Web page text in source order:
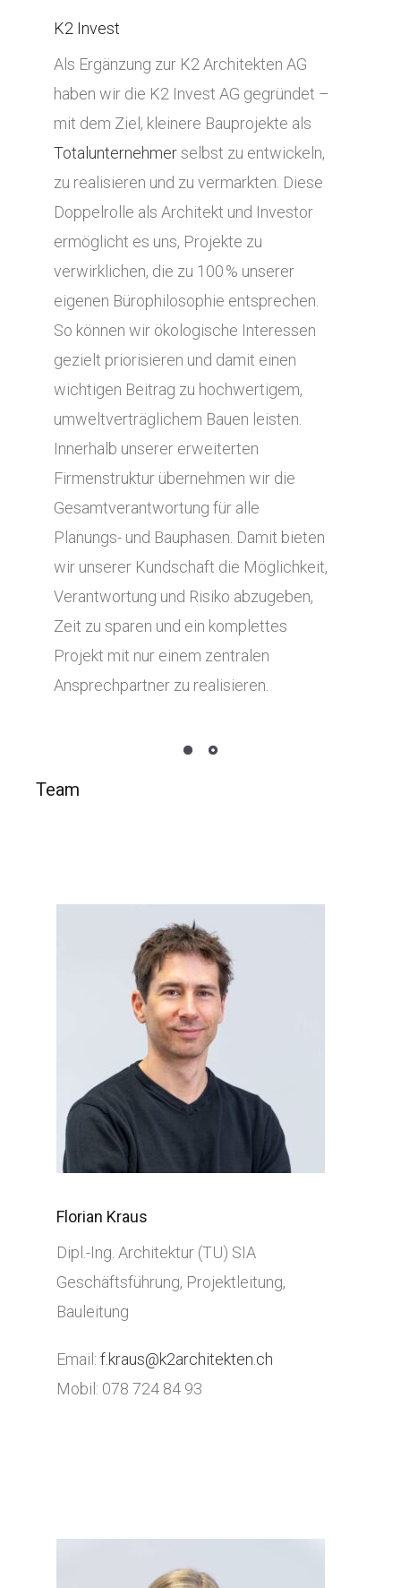
K2 Invest
Als Ergänzung zur K2 Architekten AG
haben wir die K2 Invest AG gegründet –
mit dem Ziel, kleinere Bauprojekte als
Totalunternehmerselbst zu entwickeln,
zu realisieren und zu vermarkten. Diese
Doppelrolle als Architekt und Investor
ermöglicht es uns, Projekte zu
verwirklichen, die zu 100 % unserer
eigenen Bürophilosophie entsprechen.
So können wir ökologische Interessen
gezielt priorisieren und damit einen
wichtigen Beitrag zu hochwertigem,
umweltverträglichem Bauen leisten.
Innerhalb unserer erweiterten
Firmenstruktur übernehmen wir die
Gesamtverantwortung für alle
Planungs- und Bauphasen. Damit bieten
wir unserer Kundschaft die Möglichkeit,
Verantwortung und Risiko abzugeben,
Zeit zu sparen und ein komplettes
Projekt mit nur einem zentralen
Ansprechpartner zu realisieren.
Team
Florian Kraus
Dipl.-Ing. Architektur (TU) SIA
Geschäftsführung, Projektleitung,
Bauleitung
Email: f.kraus@k2architekten.ch
Mobil: 078 724 84 93